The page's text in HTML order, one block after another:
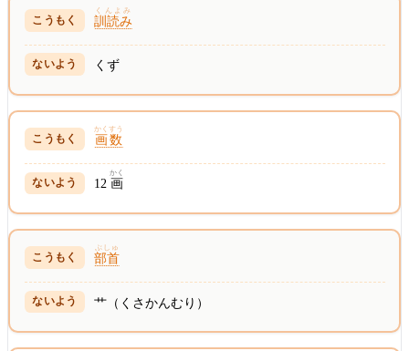
訓読み
くんよみ
くず
画数
かくすう
12 画
かく
部首
ぶしゅ
艹（くさかんむり）